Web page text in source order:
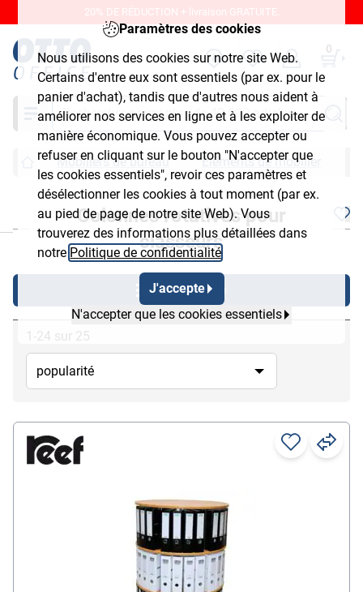
Paramètres des cookies
Nous utilisons des cookies sur notre site Web.
Certains d'entre eux sont essentiels (par ex. pour le
panier d'achat), tandis que d'autres nous aident à
améliorer nos services en ligne et à les exploiter de
manière économique. Vous pouvez accepter ou
refuser en cliquant sur le bouton "N'accepter que
les cookies essentiels", revoir ces paramètres et
désélectionner les cookies à tout moment (par ex.
au pied de page de notre site Web). Vous
trouverez des informations plus détaillées dans
notre Politique de confidentialité
J'accepte
N'accepter que les cookies essentiels
20% DE RÉDUCTION + livraison GRATUITE.
0
Chercher
Mobiliers de bureau Éléments de mobilier
Colonnes rotatives pour
classeurs
Afficher filtre
1-24 sur 25